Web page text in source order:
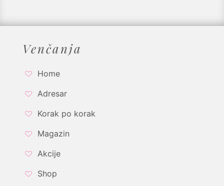
Venčanja
Home
Adresar
Korak po korak
Magazin
Akcije
Shop